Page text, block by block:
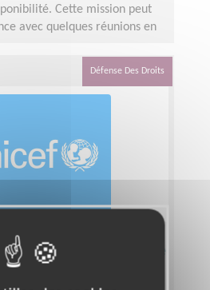
Cette mission peut
avec quelques réunions en
Défense Des Droits
service civique